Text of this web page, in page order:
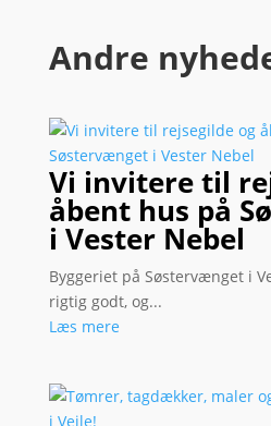
Andre
Vi invitere til
åbent hus på
i Vester Nebel
Byggeriet på Søstervænget i
rigtig godt, og...
Læs mere